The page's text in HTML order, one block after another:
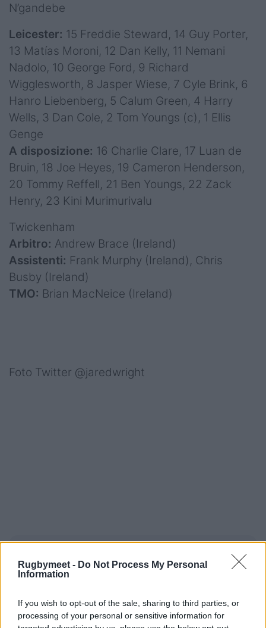
Rugbymeet - Do Not Process My Personal
Information
If you wish to opt-out of the sale, sharing to third parties, or
processing of your personal or sensitive information for
N’gandebe
Leicester: 15 Freddie Steward, 14 Guy Porter,
13 Matías Moroni, 12 Dan Kelly, 11 Nemani
Nadolo, 10 George Ford, 9 Richard
Wigglesworth, 8 Jasper Wiese, 7 Cyle Brink, 6
Hanro Liebenberg, 5 Calum Green, 4 Harry
Wells, 3 Dan Cole, 2 Tom Youngs (c), 1 Ellis
Genge
A disposizione: 16 Charlie Clare, 17 Luan de
Bruin, 18 Joe Heyes, 19 Cameron Henderson,
20 Tommy Reffell, 21 Ben Youngs, 22 Zack
Henry, 23 Kini Murimurivalu
Twickenham
Arbitro: Andrew Brace (Ireland)
Assistenti: Frank Murphy (Ireland), Chris
Busby (Ireland)
TMO: Brian MacNeice (Ireland)
Foto Twitter @jaredwright
Consulta l'interocatalogo RM -
materiale per il rugby ad ogni
livello